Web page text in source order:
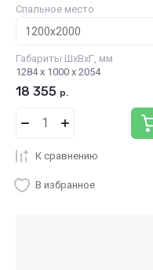
Спальное место
Габариты ШхВхГ, мм
1284 х 1000 х 2054
18 355 р.
К сравнению
В избранное